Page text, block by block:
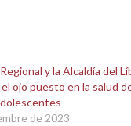
y la Alcaldía del
ojo puesto en la salud
de 2023